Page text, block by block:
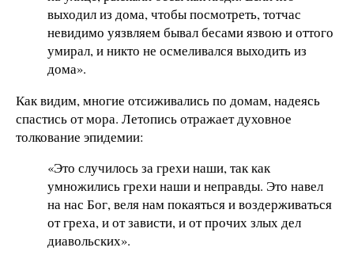
выходил из дома, чтобы посмотреть, тотчас
невидимо уязвляем бывал бесами язвою и оттого
умирал, и никто не осмеливался выходить из
дома».
Как видим, многие отсиживались по домам, надеясь
спастись от мора. Летопись отражает духовное
толкование эпидемии:
«Это случилось за грехи наши, так как
умножились грехи наши и неправды. Это навел
на нас Бог, веля нам покаяться и воздерживаться
от греха, и от зависти, и от прочих злых дел
диавольских».